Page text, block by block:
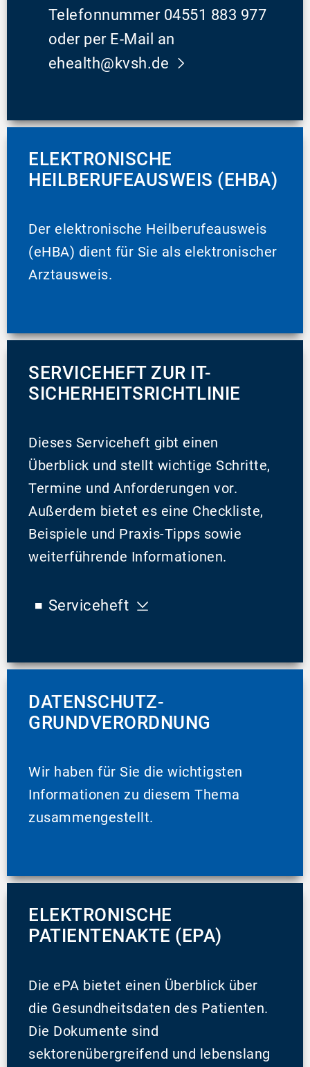
Telefonnummer 04551 883 977
oder per E-Mail an
ehealth@kvsh.de
ELEKTRONISCHE
HEILBERUFEAUSWEIS (EHBA)
Der elektronische Heilberufeausweis
(eHBA) dient für Sie als elektronischer
Arztausweis.
SERVICEHEFT ZUR IT-
SICHERHEITSRICHTLINIE
Dieses Serviceheft gibt einen
Überblick und stellt wichtige Schritte,
Termine und Anforderungen vor.
Außerdem bietet es eine Checkliste,
Beispiele und Praxis-Tipps sowie
weiterführende Informationen.
Serviceheft
DATENSCHUTZ-
GRUNDVERORDNUNG
Wir haben für Sie die wichtigsten
Informationen zu diesem Thema
zusammengestellt.
ELEKTRONISCHE
PATIENTENAKTE (EPA)
Die ePA bietet einen Überblick über
die Gesundheitsdaten des Patienten.
Die Dokumente sind
sektorenübergreifend und lebenslang